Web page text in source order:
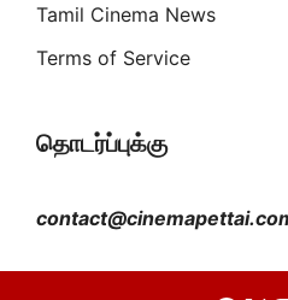
Tamil Cinema News
Terms of Service
தொடர்ப்புக்கு